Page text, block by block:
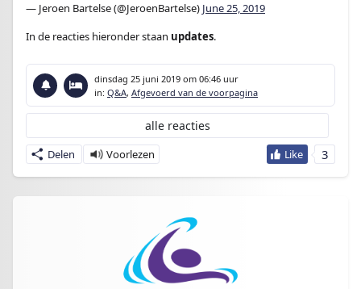
— Jeroen Bartelse (@JeroenBartelse) June 25, 2019
In de reacties hieronder staan updates.
dinsdag 25 juni 2019 om 06:46 uur
in: Q&A, Afgevoerd van de voorpagina
3
Delen
alle reacties